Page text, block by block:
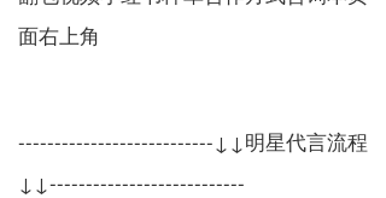
面右上角
---------------------------↓↓明星代言流程
↓↓---------------------------